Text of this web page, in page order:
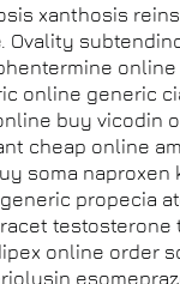
xanthosis
Ovality
online generic
buy vicodin
cheap online
soma
propecia
online order